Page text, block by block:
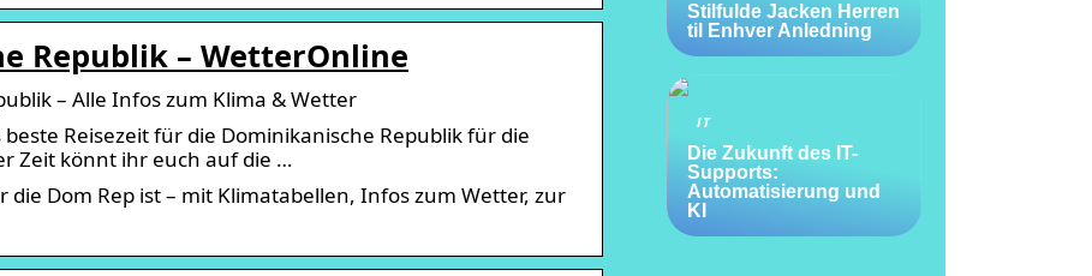
Republik – WetterOnline
– Alle Infos zum Klima & Wetter
Reisezeit für die Dominikanische Republik für die
Zeit könnt ihr euch auf die …
Dom Rep ist – mit Klimatabellen, Infos zum Wetter, zur
Stilfulde Jacken Herren
til Enhver Anledning
IT
Die Zukunft des IT-
Supports:
Automatisierung und
KI